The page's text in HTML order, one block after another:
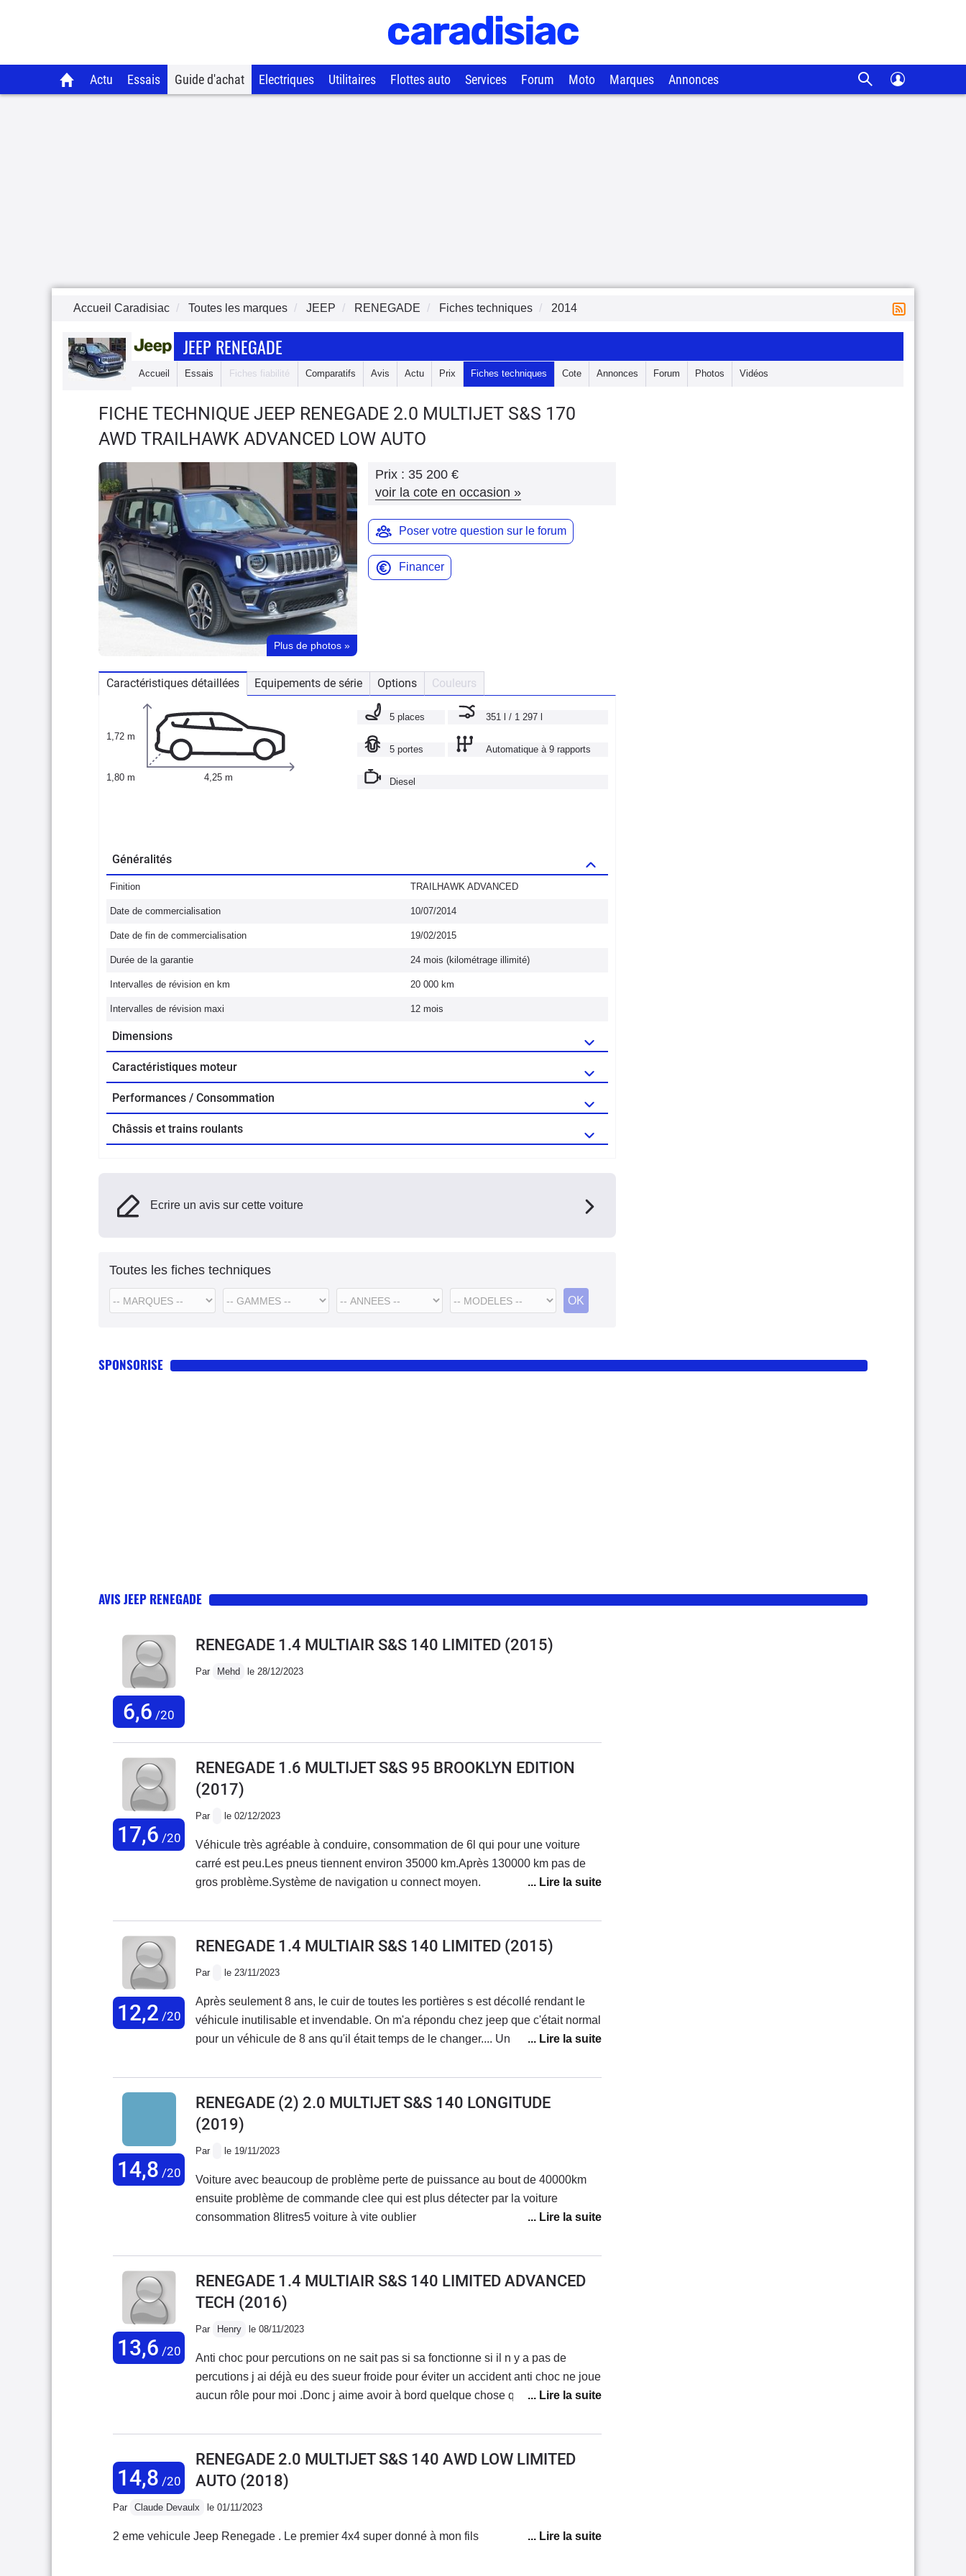
Actu Essais Guide d'achat Electriques Utilitaires Flottes auto Services Forum Moto Marques Annonces
Accueil Caradisiac Toutes les marques JEEP RENEGADE Fiches techniques 2014
JEEP RENEGADE
Accueil Essais Fiches fiabilité Comparatifs Avis Actu Prix Fiches techniques Cote Annonces Forum Photos Vidéos
FICHE TECHNIQUE JEEP RENEGADE 2.0 MULTIJET S&S 170
AWD TRAILHAWK ADVANCED LOW AUTO
Plus de photos »
Prix : 35 200 €
voir la cote en occasion »
Poser votre question sur le forum
Financer
Caractéristiques détaillées Equipements de série Options Couleurs
1,72 m
1,80 m 4,25 m
5 places 351 l / 1 297 l
5 portes Automatique à 9 rapports
Diesel
Généralités
Finition TRAILHAWK ADVANCED
Date de commercialisation 10/07/2014
Date de fin de commercialisation 19/02/2015
Durée de la garantie 24 mois (kilométrage illimité)
Intervalles de révision en km 20 000 km
Intervalles de révision maxi 12 mois
Dimensions
Caractéristiques moteur
Performances / Consommation
Châssis et trains roulants
Ecrire un avis sur cette voiture
Toutes les fiches techniques
SPONSORISE
AVIS JEEP RENEGADE
6,6 /20
RENEGADE 1.4 MULTIAIR S&S 140 LIMITED (2015)
Par Mehd le 28/12/2023
17,6 /20
RENEGADE 1.6 MULTIJET S&S 95 BROOKLYN EDITION
(2017)
Par le 02/12/2023
Véhicule très agréable à conduire, consommation de 6l qui pour une voiture
carré est peu.Les pneus tiennent environ 35000 km.Après 130000 km pas de
gros problème.Système de navigation u connect moyen.
12,2 /20
RENEGADE 1.4 MULTIAIR S&S 140 LIMITED (2015)
Par le 23/11/2023
Après seulement 8 ans, le cuir de toutes les portières s est décollé rendant le
véhicule inutilisable et invendable. On m'a répondu chez jeep que c'était normal
pour un véhicule de 8 ans qu'il était temps de le changer.... Un véhicule à 35000
14,8 /20
RENEGADE (2) 2.0 MULTIJET S&S 140 LONGITUDE
(2019)
Par le 19/11/2023
Voiture avec beaucoup de problème perte de puissance au bout de 40000km
ensuite problème de commande clee qui est plus détecter par la voiture
consommation 8litres5 voiture à vite oublier
13,6 /20
RENEGADE 1.4 MULTIAIR S&S 140 LIMITED ADVANCED
TECH (2016)
Par Henry le 08/11/2023
Anti choc pour percutions on ne sait pas si sa fonctionne si il n y a pas de
percutions j ai déjà eu des sueur froide pour éviter un accident anti choc ne joue
aucun rôle pour moi .Donc j aime avoir à bord quelque chose qui a du réel et
gauche fonctionne très bien belle technologie si on lâché le volant très peu de
temps une sonnerie et rappel de mettre les mains sur le volant .Sinon en gros
pris que 2 roues motrice c est plutôt une voiture urbaine et petite campagne hors
des sentiers battu sa n empêche pas de prendre des sentiers forestiers autorisé
moteur en petite vitesse et même à une vitesse de 110km elle n est pas
14,8 /20
RENEGADE 2.0 MULTIJET S&S 140 AWD LOW LIMITED
AUTO (2018)
Par Claude Devaulx le 01/11/2023
2 eme vehicule Jeep Renegade . Le premier 4x4 super donné à mon fils